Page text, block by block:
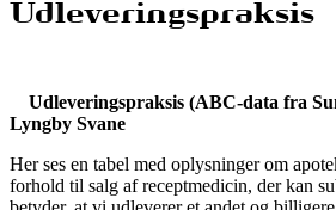
Udleveringspraksis
Udleveringspraksis (ABC-data fra
Lyngby Svane
Her ses en tabel med oplysninger om
forhold til salg af receptmedicin, der kan